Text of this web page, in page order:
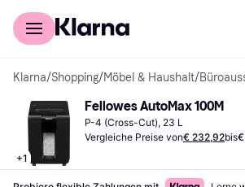
Für Shopper
Klarna/Shopping/Möbel & Haushalt/
+1
Fellowes AutoMax 100M
P-4 (Cross-Cut), 23 L
Vergleiche Preise von€ 232,92bis